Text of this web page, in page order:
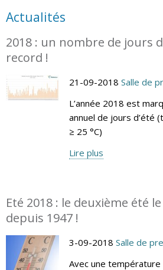
Actualités
2018 : un nombre de jours
record !
21-09-2018 Salle de
L’année 2018 est
annuel de jours d’été
≥ 25 °C)
Lire plus
Eté 2018 : le deuxième été
depuis 1947 !
3-09-2018 Salle de
Avec une